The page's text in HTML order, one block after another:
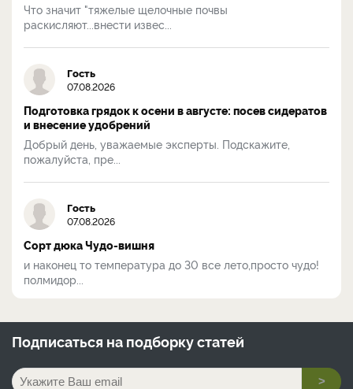
Что значит "тяжелые щелочные почвы
раскисляют...внести извес...
Гость
07.08.2026
Подготовка грядок к осени в августе: посев сидератов
и внесение удобрений
Добрый день, уважаемые эксперты. Подскажите,
пожалуйста, пре...
Гость
07.08.2026
Сорт дюка Чудо-вишня
и наконец то температура до 30 все лето,просто чудо!
полмидор...
Подписаться на подборку статей
>